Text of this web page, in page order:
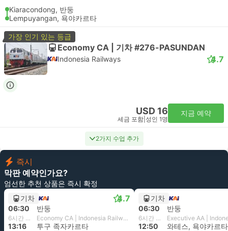
Kiaracondong, 반둥
Lempuyangan, 욕야카르타
가장 인기 있는 등급
Economy CA | 기차 #276-PASUNDAN
Indonesia Railways 4.7
USD 16
세금 포함 성인 1명
지금 예약
2가지 수업 추가
즉시
막판 예약인가요?
엄선한 추천 상품은 즉시 확정
기차
4.7
06:30 반둥
6시간 46분 Economy CA | Indonesia Railways
13:16 투구 족자카르타
기차
06:30
반둥
6시간 20분
12:50 와테스, 욕야카르타